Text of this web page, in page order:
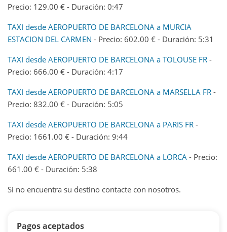
Precio: 129.00 € - Duración: 0:47
TAXI desde AEROPUERTO DE BARCELONA a MURCIA
ESTACION DEL CARMEN - Precio: 602.00 € - Duración: 5:31
TAXI desde AEROPUERTO DE BARCELONA a TOLOUSE FR -
Precio: 666.00 € - Duración: 4:17
TAXI desde AEROPUERTO DE BARCELONA a MARSELLA FR -
Precio: 832.00 € - Duración: 5:05
TAXI desde AEROPUERTO DE BARCELONA a PARIS FR -
Precio: 1661.00 € - Duración: 9:44
TAXI desde AEROPUERTO DE BARCELONA a LORCA - Precio:
661.00 € - Duración: 5:38
Si no encuentra su destino contacte con nosotros.
Pagos aceptados